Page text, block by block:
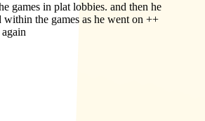
games in plat lobbies. and then he
within the games as he went on ++